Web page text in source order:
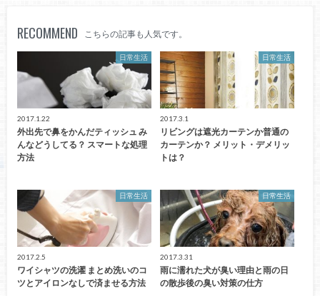
RECOMMEND こちらの記事も人気です。
日常生活
2017.1.22
外出先で鼻をかんだティッシュ み
んなどうしてる？ スマートな処理
方法
日常生活
2017.3.1
リビングは遮光カーテンか普通の
カーテンか？ メリット・デメリッ
トは？
日常生活
2017.2.5
ワイシャツの洗濯 まとめ洗いのコ
ツとアイロンなしで済ませる方法
日常生活
2017.3.31
雨に濡れた犬が臭い理由と雨の日
の散歩後の臭い対策の仕方